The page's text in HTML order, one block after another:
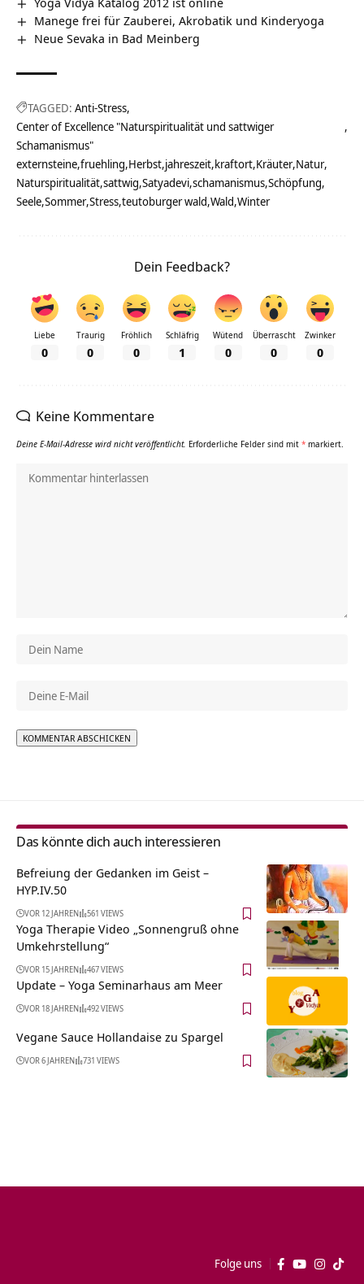
Manege frei für Zauberei, Akrobatik und Kinderyoga
Neue Sevaka in Bad Meinberg
TAGGED: Anti-Stress
Center of Excellence "Naturspiritualität und sattwiger
Schamanismus"
externsteine fruehling Herbst jahreszeit kraftort Kräuter Natur
Naturspiritualität sattwig Satyadevi schamanismus Schöpfung
Seele Sommer Stress teutoburger wald Wald Winter
Dein Feedback?
Liebe
0
Traurig
0
Fröhlich
0
Schläfrig
1
Wütend
0
Überrascht
0
Zwinker
0
Keine Kommentare
Deine E-Mail-Adresse wird nicht veröffentlicht. Erforderliche Felder sind mit * markiert.
Das könnte dich auch interessieren
Befreiung der Gedanken im Geist –
HYP.IV.50
VOR 12 JAHREN 561 VIEWS
Yoga Therapie Video „Sonnengruß ohne
Umkehrstellung“
VOR 15 JAHREN 467 VIEWS
Update – Yoga Seminarhaus am Meer
VOR 18 JAHREN 492 VIEWS
Vegane Sauce Hollandaise zu Spargel
VOR 6 JAHREN 731 VIEWS
Folge uns